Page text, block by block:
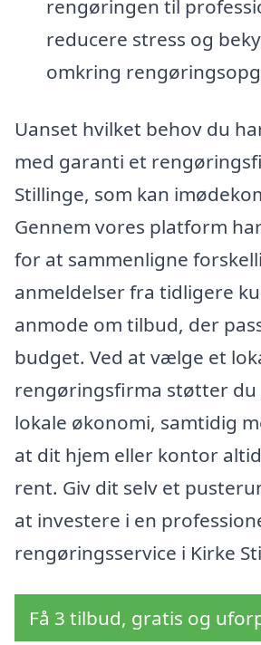
rengøringen til
reducere stress og
omkring
Uanset hvilket behov du
med garanti et
Stillinge, som kan
Gennem vores platform
for at sammenligne
anmeldelser fra tidligere
anmode om tilbud, der
budget. Ved at vælge et
rengøringsfirma støtter du
lokale økonomi, samtidig
at dit hjem eller kontor
rent. Giv dit selv et
at investere i en
rengøringsservice i Kirke
Få 3 tilbud, gratis og